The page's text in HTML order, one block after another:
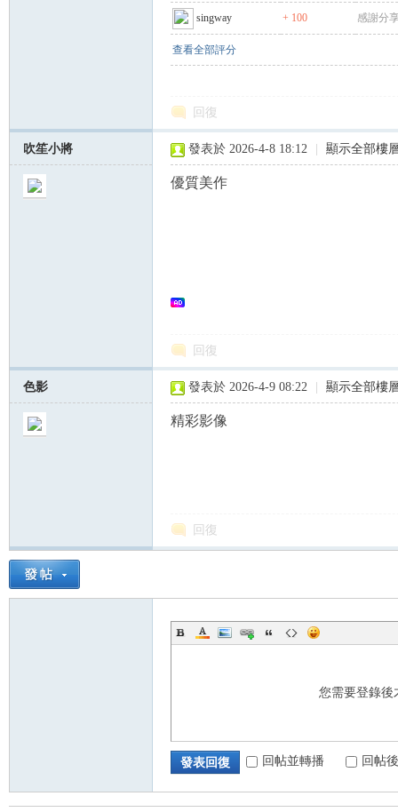
singway + 100 感謝分
查看全部評分
回復
吹笙小將 發表於 2026-4-8 18:12 顯示全部樓
優質美作
回復
色影 發表於 2026-4-9 08:22 顯示全部樓
精彩影像
回復
您需要登錄
發表回復 回帖並轉播 回帖